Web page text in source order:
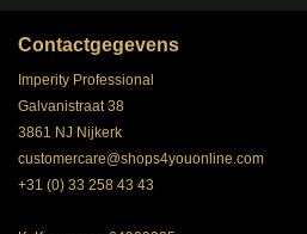
Contactgegevens
Imperity Professional
Galvanistraat 38
3861 NJ Nijkerk
customercare@shops4youonline.com
+31 (0) 33 258 43 43